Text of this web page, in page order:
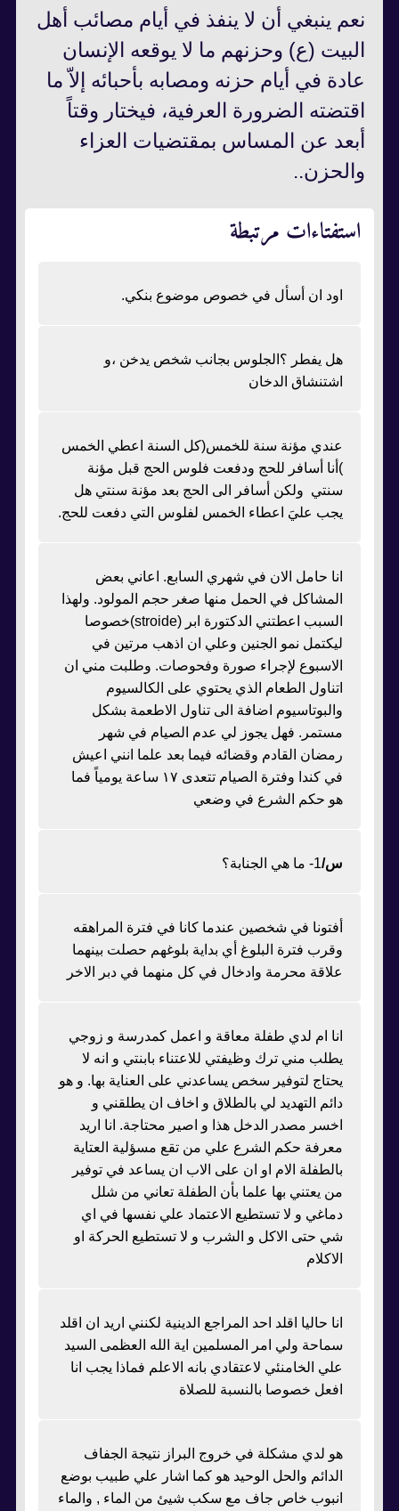
نعم ينبغي أن لا ينفذ في أيام مصائب أهل
البيت (ع) وحزنهم ما لا يوقعه الإنسان
عادة في أيام حزنه ومصابه بأحبائه إلاّ ما
اقتضته الضرورة العرفية، فيختار وقتاً
أبعد عن المساس بمقتضيات العزاء
والحزن..
استفتاءات مرتبطة
اود ان أسأل في خصوص موضوع بنكي.
هل يفطر ؟الجلوس بجانب شخص يدخن ،و
اشتنشاق الدخان
عندي مؤنة سنة للخمس(كل السنة اعطي الخمس
)أنا أسافر للحج ودفعت فلوس الحج قبل مؤنة
سنتي ولكن أسافر الى الحج بعد مؤنة سنتي هل
يجب عليَ اعطاء الخمس لفلوس التي دفعت للحج.
انا حامل الان في شهري السابع. اعاني بعض
المشاكل في الحمل منها صغر حجم المولود. ولهذا
السبب اعطتني الدكتورة ابر (stroide)خصوصا
ليكتمل نمو الجنين وعلي ان اذهب مرتين في
الاسبوع لإجراء صورة وفحوصات. وطلبت مني ان
اتناول الطعام الذي يحتوي على الكالسيوم
والبوتاسيوم اضافة الى تناول الاطعمة بشكل
مستمر. فهل يجوز لي عدم الصيام في شهر
رمضان القادم وقضائه فيما بعد علما انني اعيش
في كندا وفترة الصيام تتعدى ١٧ ساعة يومياً فما
هو حكم الشرع في وضعي
س/1- ما هي الجنابة؟
أفتونا في شخصين عندما كانا في فترة المراهقه
وقرب فترة البلوغ أي بداية بلوغهم حصلت بينهما
علاقة محرمة وادخال في كل منهما في دبر الاخر
انا ام لدي طفلة معاقة و اعمل كمدرسة و زوجي
يطلب مني ترك وظيفتي للاعتناء بابنتي و انه لا
يحتاج لتوفير سخص يساعدني على العناية بها. و هو
دائم التهديد لي بالطلاق و اخاف ان يطلقني و
اخسر مصدر الدخل هذا و اصير محتاجة. انا اريد
معرفة حكم الشرع علي من تقع مسؤلية العتاية
بالطفلة الام او ان على الاب ان يساعد في توفير
من يعتني بها علما بأن الطفلة تعاني من شلل
دماغي و لا تستطيع الاعتماد علي نفسها في اي
شي حتى الاكل و الشرب و لا تستطيع الحركة او
الاكلام
انا حاليا اقلد احد المراجع الدينية لكنني اريد ان اقلد
سماحة ولي امر المسلمين اية الله العظمى السيد
علي الخامنئي لاعتقادي بانه الاعلم فماذا يجب انا
افعل خصوصا بالنسبة للصلاة
هو لدي مشكلة في خروج البراز نتيجة الجفاف
الدائم والحل الوحيد هو كما اشار علي طبيب بوضع
انبوب خاص جاف مع سكب شيئ من الماء , والماء